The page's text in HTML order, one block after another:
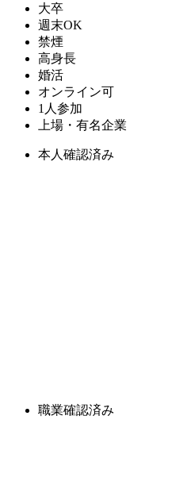
大卒
週末OK
禁煙
高身長
婚活
オンライン可
1人参加
上場・有名企業
本人確認済み
職業確認済み